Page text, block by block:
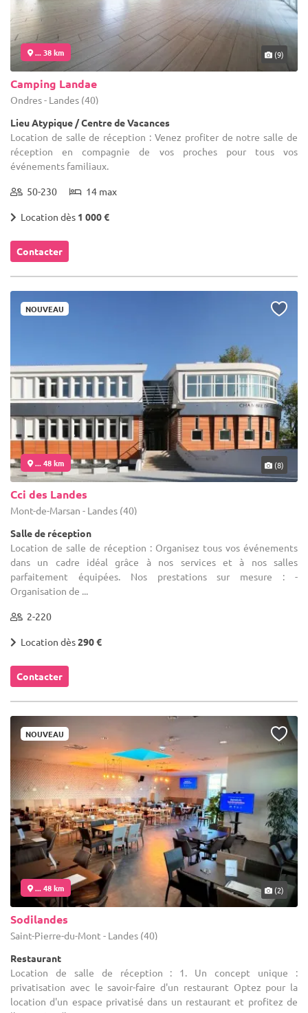
... 38 km (9)
Camping Landae
Ondres - Landes (40)
Lieu Atypique / Centre de Vacances
Location de salle de réception : Venez profiter de notre salle de
réception en compagnie de vos proches pour tous vos
événements familiaux.
50-230 14 max
Location dès 1 000 €
Contacter
NOUVEAU
... 48 km (8)
Cci des Landes
Mont-de-Marsan - Landes (40)
Salle de réception
Location de salle de réception : Organisez tous vos événements
dans un cadre idéal grâce à nos services et à nos salles
parfaitement équipées. Nos prestations sur mesure : -
Organisation de ...
2-220
Location dès290 €
Contacter
NOUVEAU
... 48 km (2)
Sodilandes
Saint-Pierre-du-Mont - Landes (40)
Restaurant
Location de salle de réception : 1. Un concept unique :
privatisation avec le savoir-faire d'un restaurant Optez pour la
location d'un espace privatisé dans un restaurant et profitez de